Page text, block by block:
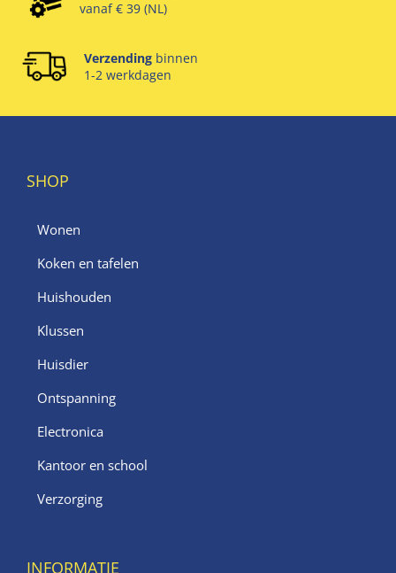
vanaf € 39 (NL)
Verzending binnen
1-2 werkdagen
SHOP
Wonen
Koken en tafelen
Huishouden
Klussen
Huisdier
Ontspanning
Electronica
Kantoor en school
Verzorging
INFORMATIE